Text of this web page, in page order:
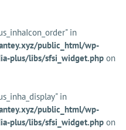
in
public_html/wp-
plus/libs/sfsi_widget.php on
in
public_html/wp-
plus/libs/sfsi_widget.php on